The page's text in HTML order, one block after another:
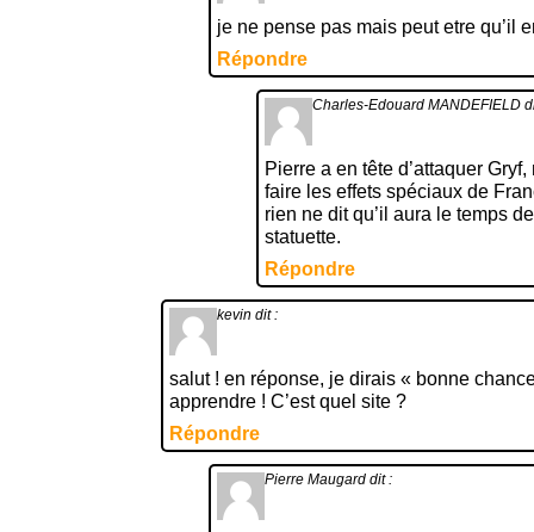
je ne pense pas mais peut etre qu’il
Répondre
Charles-Edouard MANDEFIELD
Pierre a en tête d’attaquer
faire les effets spéciaux de
rien ne dit qu’il aura le temps
statuette.
Répondre
kevin dit :
salut ! en réponse, je dirais « bonne
apprendre ! C’est quel site ?
Répondre
Pierre Maugard dit :